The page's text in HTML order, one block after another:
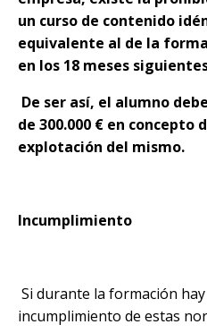
un curso de contenido
equivalente al de la
en los 18 meses
De ser así, el alumno
de 300.000 € en concepto
explotación del mismo.
Incumplimiento
Si durante la formación
incumplimiento de estas